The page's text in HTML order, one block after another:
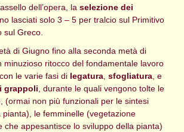
dell’opera, laselezione dei
lasciati solo 3 – 5 per tralcio sul Primitivo
sul Greco.
di Giugno fino alla seconda metà di
minuzioso ritocco del fondamentale lavoro
le varie fasi di legatura,sfogliatura, e
grappoli, durante le quali vengono tolte le
(ormai non più funzionali per le sintesi
pianta), le femminelle (vegetazione
che appesantisce lo sviluppo della pianta)